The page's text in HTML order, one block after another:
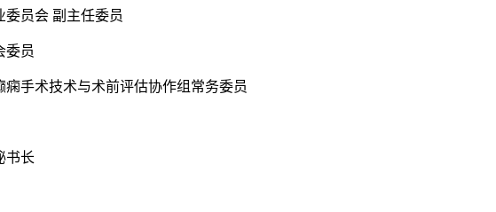
员会 副主任委员
委员
手术技术与术前评估协作组常务委员
书长